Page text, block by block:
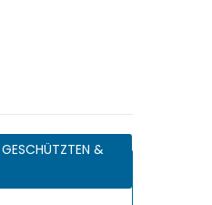
GESCHÜTZTEN &